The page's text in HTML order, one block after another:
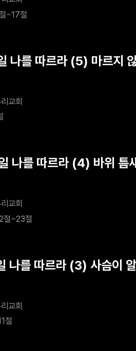
~17절
를 따르라 (5) 마르지
교회
를 따르라 (4) 바위 틈
교회
절~23절
를 따르라 (3) 사슴이 알
교회
절